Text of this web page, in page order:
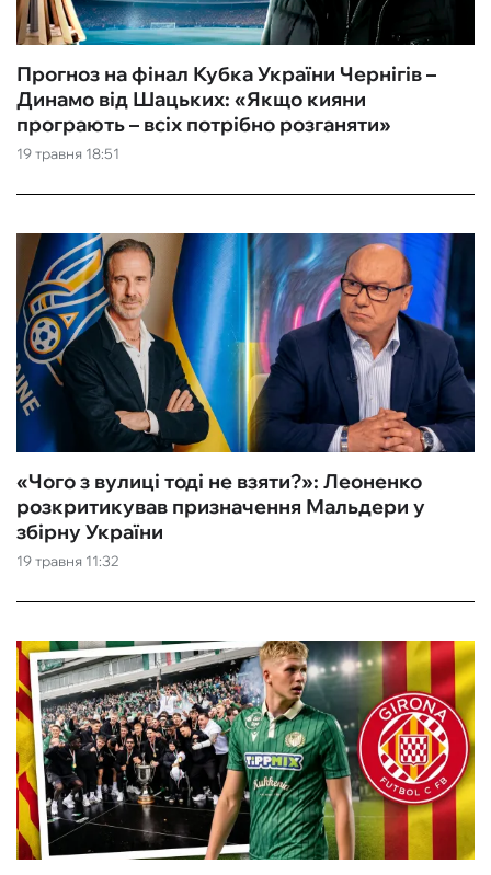
19 травня 18:51
Прогноз на фінал Кубка України Чернігів –
Динамо від Шацьких: «Якщо кияни
програють – всіх потрібно розганяти»
19 травня 11:32
«Чого з вулиці тоді не взяти?»: Леоненко
розкритикував призначення Мальдери у
збірну України